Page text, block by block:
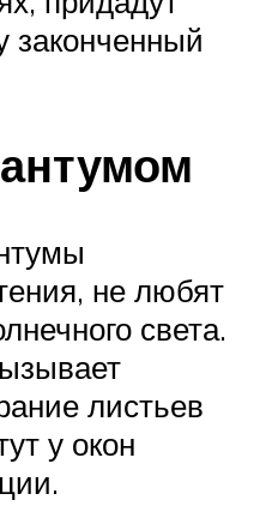
законченный
не любят
света.
листьев
у окон